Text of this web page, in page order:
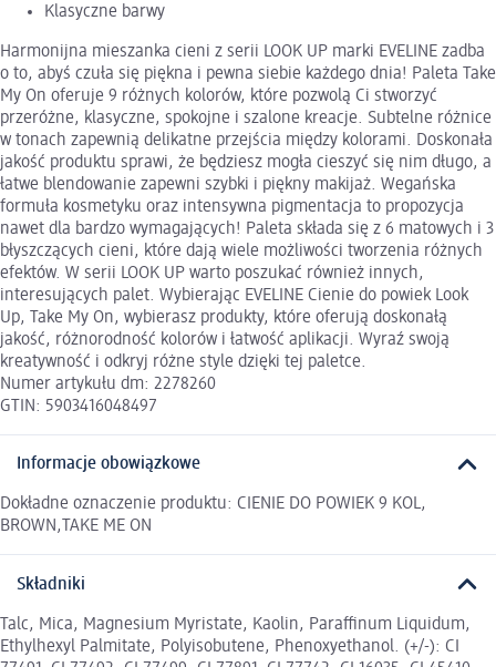
Klasyczne barwy
Harmonijna mieszanka cieni z serii LOOK UP marki EVELINE zadba
o to, abyś czuła się piękna i pewna siebie każdego dnia! Paleta Take
My On oferuje 9 różnych kolorów, które pozwolą Ci stworzyć
przeróżne, klasyczne, spokojne i szalone kreacje. Subtelne różnice
w tonach zapewnią delikatne przejścia między kolorami. Doskonała
jakość produktu sprawi, że będziesz mogła cieszyć się nim długo, a
łatwe blendowanie zapewni szybki i piękny makijaż. Wegańska
formuła kosmetyku oraz intensywna pigmentacja to propozycja
nawet dla bardzo wymagających! Paleta składa się z 6 matowych i 3
błyszczących cieni, które dają wiele możliwości tworzenia różnych
efektów. W serii LOOK UP warto poszukać również innych,
interesujących palet. Wybierając EVELINE Cienie do powiek Look
Up, Take My On, wybierasz produkty, które oferują doskonałą
jakość, różnorodność kolorów i łatwość aplikacji. Wyraź swoją
kreatywność i odkryj różne style dzięki tej paletce.
Numer artykułu dm: 2278260
GTIN: 5903416048497
Informacje obowiązkowe
Dokładne oznaczenie produktu: CIENIE DO POWIEK 9 KOL,
BROWN,TAKE ME ON
Składniki
Talc, Mica, Magnesium Myristate, Kaolin, Paraffinum Liquidum,
Ethylhexyl Palmitate, Polyisobutene, Phenoxyethanol. (+/-): CI